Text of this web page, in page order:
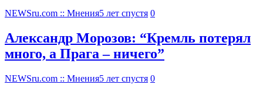
NEWSru.com :: Мнения5 лет спустя 0
Александр Морозов: “Кремль потерял
много, а Прага – ничего”
NEWSru.com :: Мнения5 лет спустя 0